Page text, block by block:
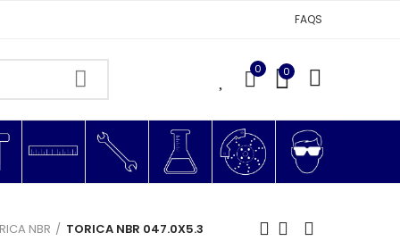
FAQS
0 0
NBR TORICA NBR 047.0X5.3